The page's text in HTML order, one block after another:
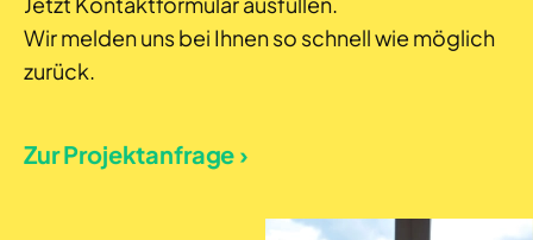
Wir melden uns bei Ihnen so schnell wie möglich
zurück.
Zur Projektanfrage ›